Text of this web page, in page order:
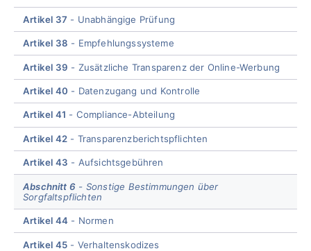
Artikel 37 Unabhängige Prüfung
Artikel 38 Empfehlungssysteme
Artikel 39 Zusätzliche Transparenz der Online-Werbung
Artikel 40 Datenzugang und Kontrolle
Artikel 41 Compliance-Abteilung
Artikel 42 Transparenzberichtspflichten
Artikel 43 Aufsichtsgebühren
Abschnitt 6
Sonstige Bestimmungen über
Sorgfaltspflichten
Artikel 44 Normen
Artikel 45 Verhaltenskodizes